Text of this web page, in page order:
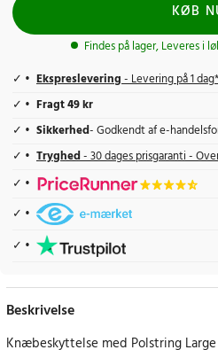
KØB
Findes på lager, Leveres i
Ekspreslevering- Levering på 1 dag*
Fragt 49 kr
Sikkerhed- Godkendt af e-
Tryghed- 30 dages prisgaranti -
Beskrivelse
Knæbeskyttelse med Polstring Large